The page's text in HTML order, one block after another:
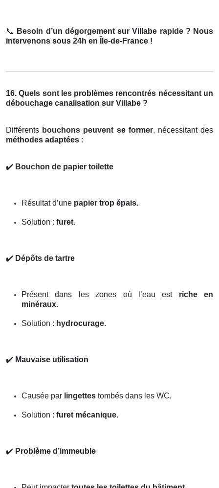
📞
Besoin d’un dégorgement sur Villabe rapide ? Nous
intervenons sous 24h en Île-de-France !
16. Quels sont les problèmes rencontrés nécessitant un
débouchage canalisation sur Villabe ?
Différents bouchons peuvent se former, nécessitant des
méthodes adaptées :
✔️ Bouchon de papier toilette
Résultat d’une papier trop épais.
Solution : furet.
✔️ Dépôts de tartre
Présent dans les zones où l’eau est riche en
minéraux.
Solution : hydrocurage.
✔️ Mauvaise utilisation
Causée par lingettes tombés dans les WC.
Solution : furet mécanique.
✔️ Problème d’immeuble